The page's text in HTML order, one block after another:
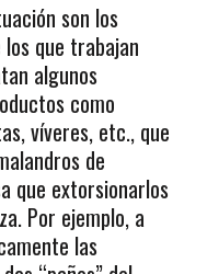
son los
que trabajan
algunos
como
víveres, etc., que
de
que extorsionarlos
Por ejemplo, a
las